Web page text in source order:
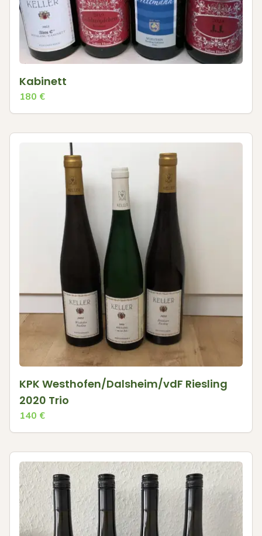
Kabinett
180 €
KPK Westhofen/Dalsheim/vdF Riesling
2020 Trio
140 €